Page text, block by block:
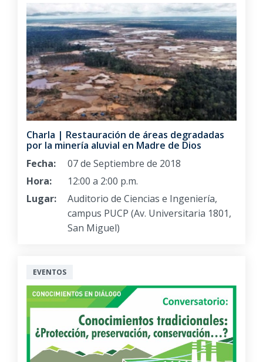
Charla | Restauración de áreas degradadas
por la minería aluvial en Madre de Dios
Fecha:
07 de Septiembre de 2018
Hora:
12:00 a 2:00 p.m.
Lugar:
Auditorio de Ciencias e Ingeniería,
campus PUCP (Av. Universitaria 1801,
San Miguel)
EVENTOS